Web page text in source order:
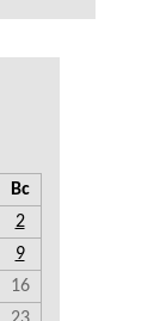
Вс
2
9
16